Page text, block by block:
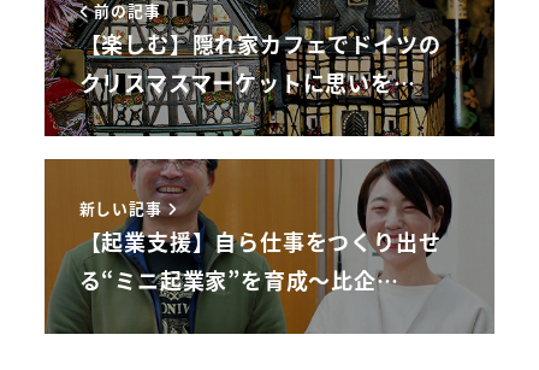
前の記事
【楽しむ】隠れ家カフェでドイツの
クリスマスマーケットに思いを…
新しい記事
【起業支援】自ら仕事をつくり出せ
る“ミニ起業家”を育成～比企…